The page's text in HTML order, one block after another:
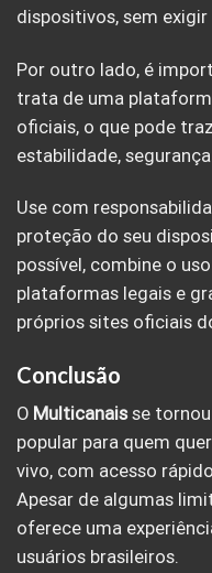
dispositivos, sem
Por outro lado, é
trata de uma
oficiais, o que pode
estabilidade,
Use com
proteção do seu
possível, combine o
plataformas legais e
próprios sites oficiais
Conclusão
O Multicanaisse
popular para quem
vivo, com acesso
Apesar de algumas
oferece uma
usuários brasileiros.